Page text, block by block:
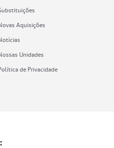
Aquisições
Unidades
de Privacidade